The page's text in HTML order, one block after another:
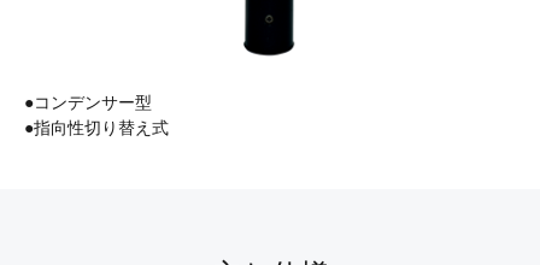
●コンデンサー型
●指向性切り替え式